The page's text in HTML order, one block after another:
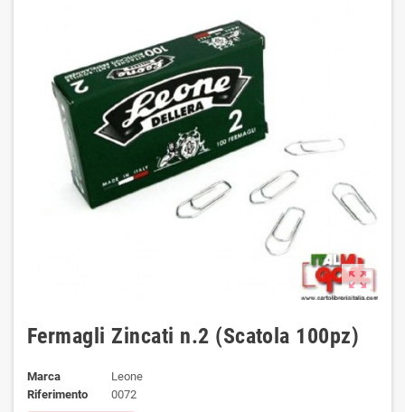
zoom_out_map
Fermagli Zincati n.2 (Scatola 100pz)
Marca
Leone
Riferimento
0072